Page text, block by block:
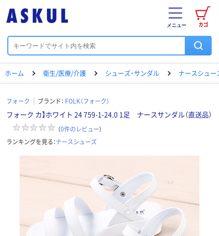
カゴ
メニュー
ホーム 衛生/医療/介護 シューズ・サンダル ナースシュー
フォーク ブランド： FOLK（フォーク）
フォーク カ】ホワイト 24 759-1-24.0 1足 ナースサンダル（直送品）
（0件のレビュー）
ランキングを見る：ナースシューズ